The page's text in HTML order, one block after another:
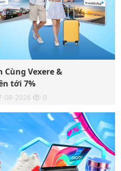
Cùng Vexere &
tới 7%
08-2026 0